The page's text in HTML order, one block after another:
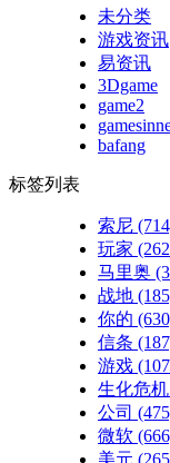
未分类
游戏资讯
易资讯
3Dgame
game2
bafang
标签列表
索尼
玩家
马里奥
战地
你的
信条
游戏
生化危机
公司
微软
美元